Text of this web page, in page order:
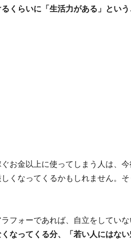
くらいに「生活力がある」という
お金以上に使ってしまう人は、
くなってくるかもしれません。
フォーであれば、自立をしてい
なってくる分、「若い人にはな